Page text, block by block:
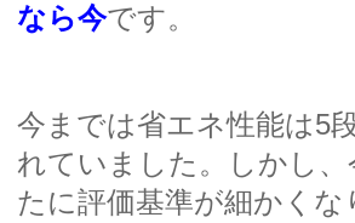
なら今です。
今までは省エネ性能は5
れていました。しかし、
たに評価基準が細かくな